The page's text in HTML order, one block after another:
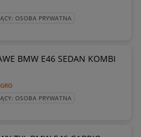
OSOBA PRYWATNA
BMW E46 SEDAN KOMBI
OSOBA PRYWATNA